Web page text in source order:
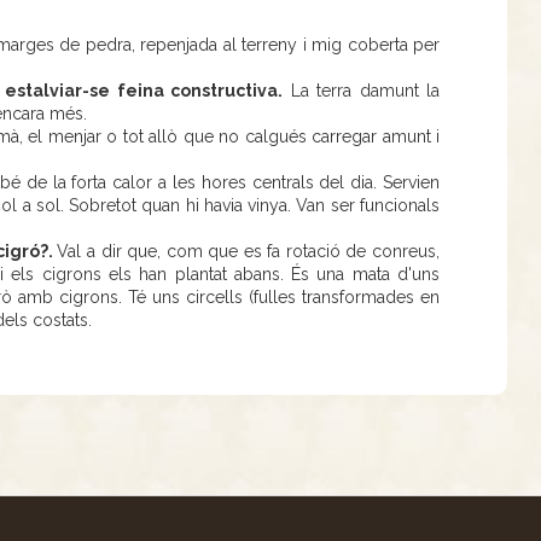
de pedra, repenjada al terreny i mig coberta per
se feina constructiva. La terra damunt la
més.
el menjar o tot allò que no calgués carregar amunt i
de la forta calor a les hores centrals del dia. Servien
a sol. Sobretot quan hi havia vinya. Van ser funcionals
Val a dir que, com que es fa rotació de conreus,
cigrons els han plantat abans. És una mata d'uns
cigrons. Té uns circells (fulles transformades en
costats.